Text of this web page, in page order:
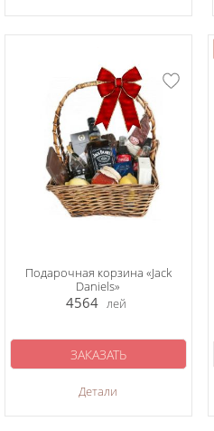
Подарочная корзина «Jack
Daniels»
4564 лей
Детали
ЗАКАЗАТЬ